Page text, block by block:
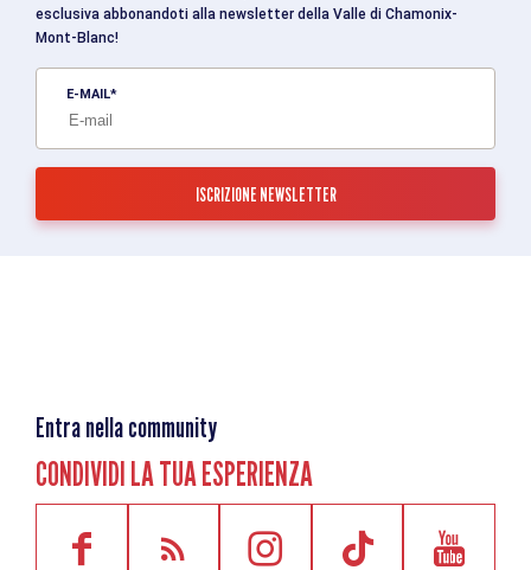
esclusiva abbonandoti alla newsletter della Valle di Chamonix-
Mont-Blanc!
E-MAIL
Entra nella community
CONDIVIDI LA TUA ESPERIENZA